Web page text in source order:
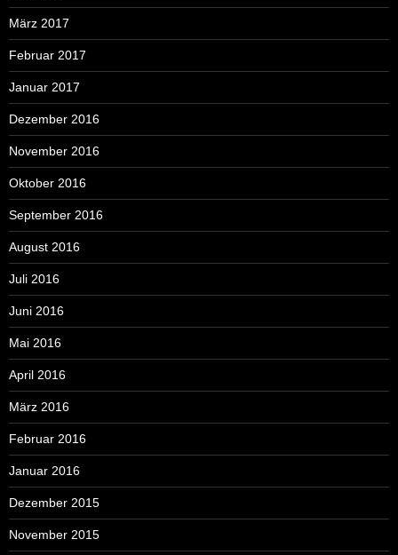
März 2017
Februar 2017
Januar 2017
Dezember 2016
November 2016
Oktober 2016
September 2016
August 2016
Juli 2016
Juni 2016
Mai 2016
April 2016
März 2016
Februar 2016
Januar 2016
Dezember 2015
November 2015